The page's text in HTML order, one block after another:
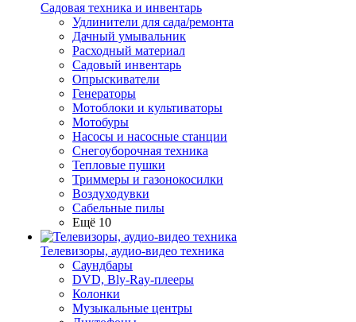
Садовая техника и инвентарь
Удлинители для сада/ремонта
Дачный умывальник
Расходный материал
Садовый инвентарь
Опрыскиватели
Генераторы
Мотоблоки и культиваторы
Мотобуры
Насосы и насосные станции
Снегоуборочная техника
Тепловые пушки
Триммеры и газонокосилки
Воздуходувки
Сабельные пилы
Ещё 10
Телевизоры, аудио-видео техника
Саундбары
DVD, Bly-Ray-плееры
Колонки
Музыкальные центры